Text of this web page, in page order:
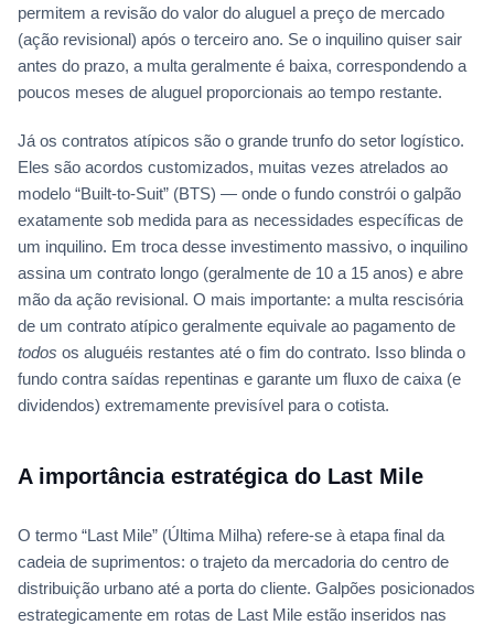
permitem a revisão do valor do aluguel a preço de mercado
(ação revisional) após o terceiro ano. Se o inquilino quiser sair
antes do prazo, a multa geralmente é baixa, correspondendo a
poucos meses de aluguel proporcionais ao tempo restante.
Já os contratos atípicos são o grande trunfo do setor logístico.
Eles são acordos customizados, muitas vezes atrelados ao
modelo “Built-to-Suit” (BTS) — onde o fundo constrói o galpão
exatamente sob medida para as necessidades específicas de
um inquilino. Em troca desse investimento massivo, o inquilino
assina um contrato longo (geralmente de 10 a 15 anos) e abre
mão da ação revisional. O mais importante: a multa rescisória
de um contrato atípico geralmente equivale ao pagamento de
todos os aluguéis restantes até o fim do contrato. Isso blinda o
fundo contra saídas repentinas e garante um fluxo de caixa (e
dividendos) extremamente previsível para o cotista.
A importância estratégica do Last Mile
O termo “Last Mile” (Última Milha) refere-se à etapa final da
cadeia de suprimentos: o trajeto da mercadoria do centro de
distribuição urbano até a porta do cliente. Galpões posicionados
estrategicamente em rotas de Last Mile estão inseridos nas